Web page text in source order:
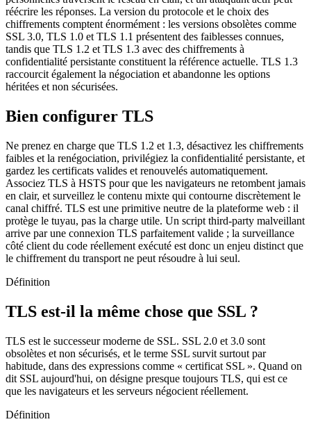
réécrire les réponses. La version du protocole et le choix des
chiffrements comptent énormément : les versions obsolètes comme
SSL 3.0, TLS 1.0 et TLS 1.1 présentent des faiblesses connues,
tandis que TLS 1.2 et TLS 1.3 avec des chiffrements à
confidentialité persistante constituent la référence actuelle. TLS 1.3
raccourcit également la négociation et abandonne les options
héritées et non sécurisées.
Bien configurer TLS
Ne prenez en charge que TLS 1.2 et 1.3, désactivez les chiffrements
faibles et la renégociation, privilégiez la confidentialité persistante, et
gardez les certificats valides et renouvelés automatiquement.
Associez TLS à HSTS pour que les navigateurs ne retombent jamais
en clair, et surveillez le contenu mixte qui contourne discrètement le
canal chiffré. TLS est une primitive neutre de la plateforme web : il
protège le tuyau, pas la charge utile. Un script third-party malveillant
arrive par une connexion TLS parfaitement valide ; la surveillance
côté client du code réellement exécuté est donc un enjeu distinct que
le chiffrement du transport ne peut résoudre à lui seul.
Définition
TLS est-il la même chose que SSL ?
TLS est le successeur moderne de SSL. SSL 2.0 et 3.0 sont
obsolètes et non sécurisés, et le terme SSL survit surtout par
habitude, dans des expressions comme « certificat SSL ». Quand on
dit SSL aujourd'hui, on désigne presque toujours TLS, qui est ce
que les navigateurs et les serveurs négocient réellement.
Définition